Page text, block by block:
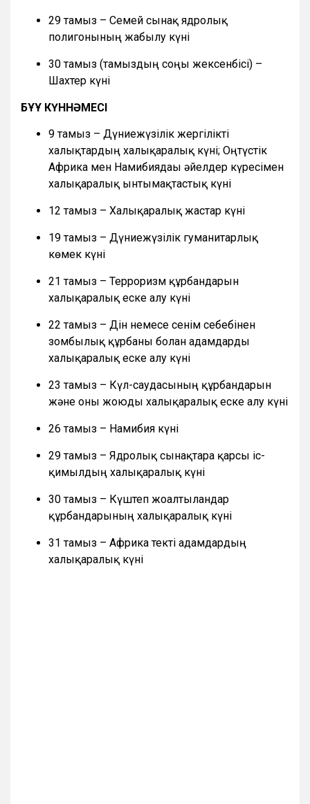
29 тамыз – Семей сынақ ядролық
полигонының жабылу күні
30 тамыз (тамыздың соңғы жексенбісі) –
Шахтер күні
БҰҰ КҮННӘМЕСІ
9 тамыз – Дүниежүзілік жергілікті
халықтардың халықаралық күні; Оңтүстік
Африка мен Намибиядағы әйелдер күресімен
халықаралық ынтымақтастық күні
12 тамыз – Халықаралық жастар күні
19 тамыз – Дүниежүзілік гуманитарлық
көмек күні
21 тамыз – Терроризм құрбандарын
халықаралық еске алу күні
22 тамыз – Дін немесе сенім себебінен
зомбылық құрбаны болған адамдарды
халықаралық еске алу күні
23 тамыз – Күл-саудасының құрбандарын
және оны жоюды халықаралық еске алу күні
26 тамыз – Намибия күні
29 тамыз – Ядролық сынақтарға қарсы іс-
қимылдың халықаралық күні
30 тамыз – Күштеп жоғалтылғандар
құрбандарының халықаралық күні
31 тамыз – Африка текті адамдардың
халықаралық күні